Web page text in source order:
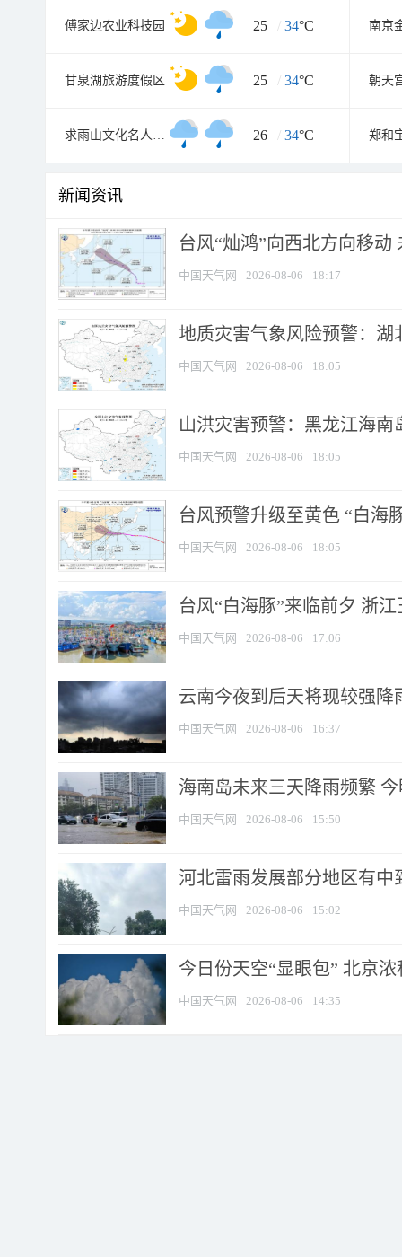
傅家边农业科技园 25 / 34°C 南京
甘泉湖旅游度假区 25 / 34°C 朝天
求雨山文化名人纪念馆 26 / 34°C 郑和
新闻资讯
台风“灿鸿”向西北方向移动
中国天气网 2026-08-06 18:17
地质灾害气象风险预警：湖
中国天气网 2026-08-06 18:05
山洪灾害预警：黑龙江海
中国天气网 2026-08-06 18:05
台风预警升级至黄色 “白海
中国天气网 2026-08-06 18:05
台风“白海豚”来临前夕 浙
中国天气网 2026-08-06 17:06
云南今夜到后天将现较强降
中国天气网 2026-08-06 16:37
海南岛未来三天降雨频繁
中国天气网 2026-08-06 15:50
河北雷雨发展部分地区有中
中国天气网 2026-08-06 15:02
今日份天空“显眼包” 北京
中国天气网 2026-08-06 14:35